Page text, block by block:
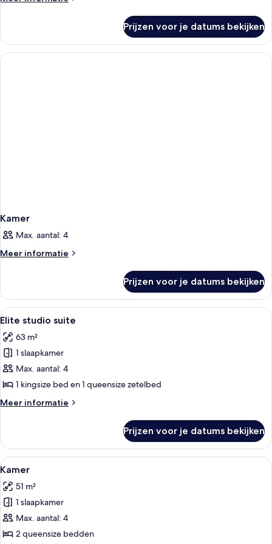
Prijzen voor je datums bekijken
Kamer
Max. aantal: 4
Meer informatie
Meer
Prijzen voor je datums bekijken
Alle
foto's
voor
Elite
studio
suite
laden
Een hotelkamer met een groot bed,
4
Elite studio suite
63 m²
1 slaapkamer
Max. aantal: 4
1 kingsize bed en 1 queensize zetelbed
Meer informatie
Meer
studio
suite
Prijzen voor je datums bekijken
Alle
foto's
voor
Kamer
laden
Een hotelkamer met twee bedden,
5
Kamer
51 m²
1 slaapkamer
Max. aantal: 4
2 queensize bedden